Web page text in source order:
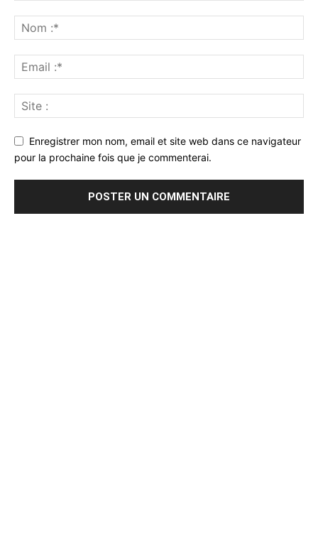
Enregistrer mon nom, email et site web dans ce navigateur
pour la prochaine fois que je commenterai.